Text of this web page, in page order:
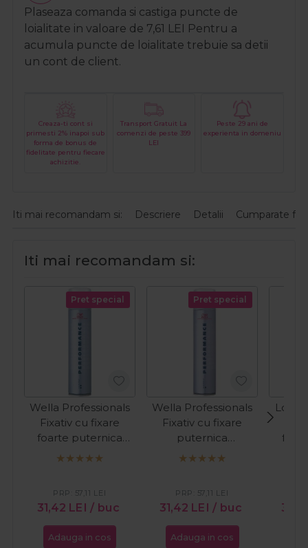
Plaseaza comanda si castiga puncte de
loialitate in valoare de 7,61 LEI Pentru a
acumula puncte de loialitate trebuie sa detii
un cont de client.
Creaza-ti cont si
primesti 2% inapoi sub
forma de bonus de
fidelitate pentru fiecare
achizitie.
Transport Gratuit La
comenzi de peste 399
LEI
Peste 29 ani de
experienta in domeniu
Iti mai recomandam si: Descriere Detalii Cumparate
Iti mai recomandam si:
Pret special
Wella Professionals
Fixativ cu fixare
foarte puternica
Performance Fix-2
31,42 LEI / buc
PRP: 57,11 LEI
Adauga in cos
Pret special
Wella Professionals
Fixativ cu fixare
puternica
Performance Fix-1
31,42 LEI / buc
PRP: 57,11 LEI
Adauga in cos